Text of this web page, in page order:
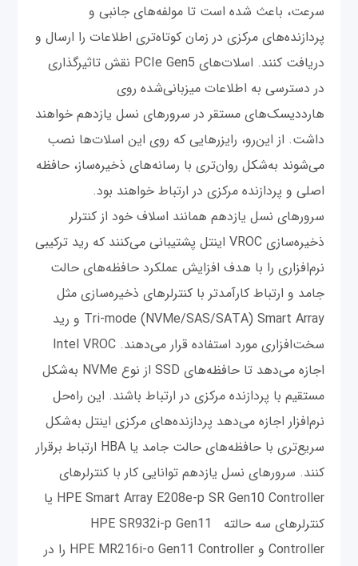
سرعت، باعث شده است تا مولفه‌های جانبی و
پردازنده‌های مرکزی در زمان کوتاه‌تری اطلاعات را ارسال و
دریافت کنند. اسلات‌های PCIe Gen5 نقش تاثیرگذاری
در دسترسی به اطلاعات میزبانی‌شده روی
هارددیسک‌های مستقر در سرورهای نسل یازدهم خواهند
داشت. از این‌رو، رایزرهایی که روی این اسلات‌ها نصب
می‌شوند به‌شکل روان‌تری با رسانه‌های ذخیره‌ساز، حافظه
اصلی و پردازنده مرکزی در ارتباط خواهند بود.
سرورهای نسل یازدهم همانند اسلاف خود از کنترلر
ذخیره‌سازی VROC اینتل پشتیبانی می‌کنند که رید ترکیبی
نرم‌افزاری را با هدف افزایش عملکرد حافظه‌های حالت
جامد و ارتباط کارآمدتر با کنترلرهای ذخیره‌سازی مثل
Tri-mode (NVMe/SAS/SATA) Smart Array و رید
سخت‌افزاری مورد استفاده قرار می‌دهند. Intel VROC
اجازه می‌دهد تا حافظه‌های SSD از نوع NVMe به‌شکل
مستقیم با پردازنده مرکزی در ارتباط باشند. این راه‌حل
نرم‌افزار اجازه می‌دهد پردازنده‌های مرکزی اینتل به‌شکل
سریع‌تری با حافظه‌های حالت جامد یا HBA ارتباط برقرار
کنند. سرورهای نسل یازدهم توانایی کار با کنترلرهای
HPE Smart Array E208e-p SR Gen10 Controller یا
کنترلرهای سه حالته HPE SR932i-p Gen11
Controller و HPE MR216i-o Gen11 Controller را در